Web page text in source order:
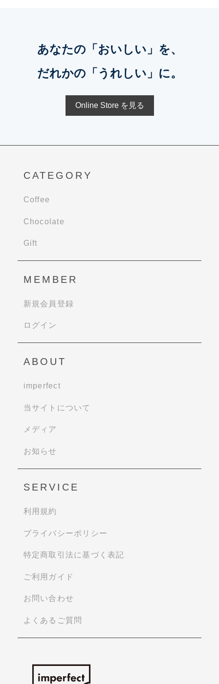
あなたの「おいしい」を、
だれかの「うれしい」に。
Online Store を見る
CATEGORY
Coffee
Chocolate
Gift
MEMBER
新規会員登録
ログイン
ABOUT
imperfect
当サイトについて
メディア
お知らせ
SERVICE
利用規約
プライバシーポリシー
特定商取引法に基づく表記
ご利用ガイド
お問い合わせ
よくあるご質問